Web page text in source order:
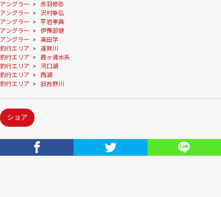
アングラー > 赤羽修弥
アングラー > 沢村幸弘
アングラー > 平岩孝典
アングラー > 伊豫部健
アングラー > 奥田学
釣行エリア > 遠賀川
釣行エリア > 霞ヶ浦水系
釣行エリア > 河口湖
釣行エリア > 西湖
釣行エリア > 旧吉野川
ショア